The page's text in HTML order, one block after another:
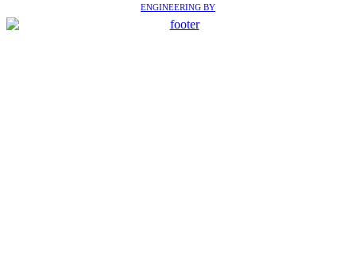
ENGINEERING BY